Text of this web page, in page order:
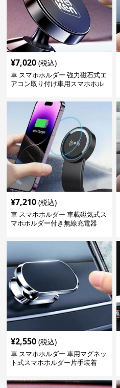
¥7,020 (税込)
車 スマホホルダー 強力磁石式エ
アコン取り付け車用スマホホル
¥7,210 (税込)
車 スマホホルダー 車載磁気式ス
マホホルダー付き無線充電器
¥2,550 (税込)
車 スマホホルダー 車用マグネッ
ト式スマホホルダー片手装着